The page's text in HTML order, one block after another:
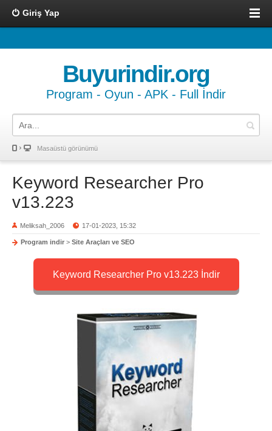
Giriş Yap
Buyurindir.org
Program - Oyun - APK - Full İndir
Masaüstü görünümü
Keyword Researcher Pro
v13.223
Meliksah_2006 17-01-2023, 15:32
Program indir > Site Araçları ve SEO
Keyword Researcher Pro v13.223 İndir